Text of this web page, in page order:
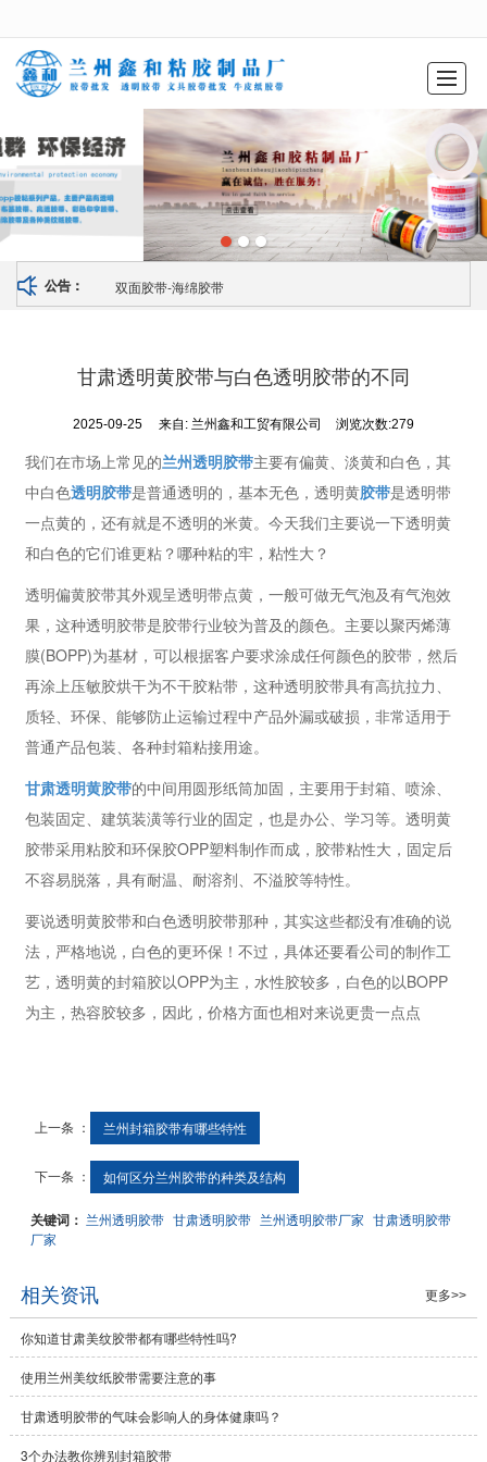
首页 鑫和产品 鑫和动态 鑫和案例 公司介绍
公告： 双面胶带-海绵胶带
甘肃透明黄胶带与白色透明胶带的不同
2025-09-25 来自: 兰州鑫和工贸有限公司 浏览次数:279
我们在市场上常见的兰州透明胶带主要有偏黄、淡黄和白色，其
中白色透明胶带是普通透明的，基本无色，透明黄胶带是透明带
一点黄的，还有就是不透明的米黄。今天我们主要说一下透明黄
和白色的它们谁更粘？哪种粘的牢，粘性大？
透明偏黄胶带其外观呈透明带点黄，一般可做无气泡及有气泡效
果，这种透明胶带是胶带行业较为普及的颜色。主要以聚丙烯薄
膜(BOPP)为基材，可以根据客户要求涂成任何颜色的胶带，然后
再涂上压敏胶烘干为不干胶粘带，这种透明胶带具有高抗拉力、
质轻、环保、能够防止运输过程中产品外漏或破损，非常适用于
普通产品包装、各种封箱粘接用途。
甘肃透明黄胶带的中间用圆形纸筒加固，主要用于封箱、喷涂、
包装固定、建筑装潢等行业的固定，也是办公、学习等。透明黄
胶带采用粘胶和环保胶OPP塑料制作而成，胶带粘性大，固定后
不容易脱落，具有耐温、耐溶剂、不溢胶等特性。
要说透明黄胶带和白色透明胶带那种，其实这些都没有准确的说
法，严格地说，白色的更环保！不过，具体还要看公司的制作工
艺，透明黄的封箱胶以OPP为主，水性胶较多，白色的以BOPP
为主，热容胶较多，因此，价格方面也相对来说更贵一点点
上一条 ： 兰州封箱胶带有哪些特性
下一条 ： 如何区分兰州胶带的种类及结构
关键词： 兰州透明胶带 甘肃透明胶带 兰州透明胶带厂家 甘肃透明胶带
厂家
相关资讯 更多>>
你知道甘肃美纹胶带都有哪些特性吗?
使用兰州美纹纸胶带需要注意的事
甘肃透明胶带的气味会影响人的身体健康吗？
3个办法教你辨别封箱胶带